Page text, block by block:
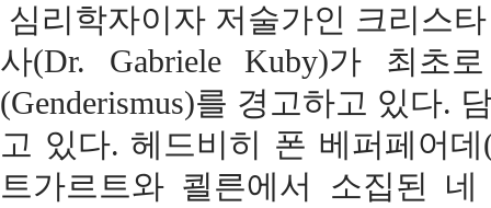
심리학자이자 저술가인 크리스
사(Dr. Gabriele Kuby)가 최초
(Genderismus)를 경고하고 있다.
고 있다. 헤드비히 폰 베퍼페어데
트가르트와 쾰른에서 소집된